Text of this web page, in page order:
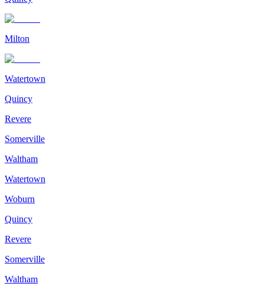
Milton
Watertown
Quincy
Revere
Somerville
Waltham
Watertown
Woburn
Quincy
Revere
Somerville
Waltham